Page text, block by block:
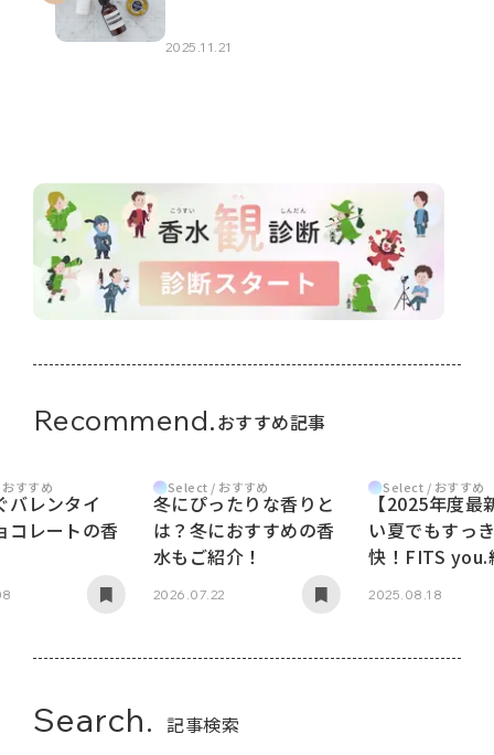
2025.11.21
Recommend.おすすめ記事
すすめ
バレンタイ
コレートの香
Select / おすすめ
冬にぴったりな香りと
は？冬におすすめの香
水もご紹介！
2026.07.22
Select / おすすめ
【2025年度最
い夏でもすっ
快！FITS you.
2025.08.18
Search. 記事検索